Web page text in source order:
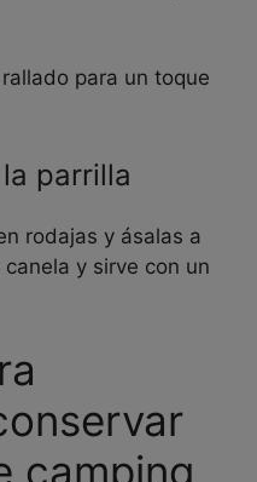
para un toque
parrilla
rodajas y ásalas a
y sirve con un
camping